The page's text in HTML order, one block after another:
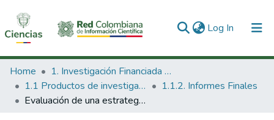
Log In (current)
Communities & Collections
All of DSpace
Home
1. Investigación Financiada con Recursos Públicos
1.1 Productos de investigación
1.1.2. Informes Finales
Evaluación de una estrategia para la prevención de la violencia escolar de instituciones educativas de Cali.